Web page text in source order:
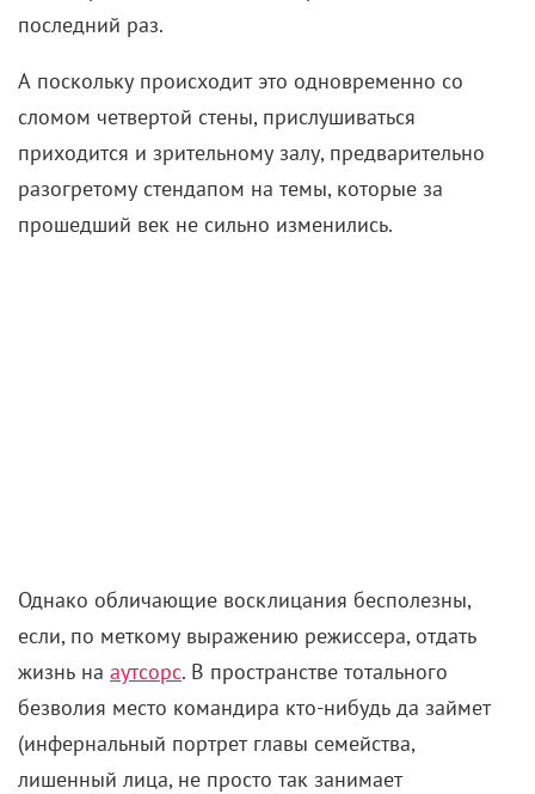
последний раз.
А поскольку происходит это одновременно со
сломом четвертой стены, прислушиваться
приходится и зрительному залу, предварительно
разогретому стендапом на темы, которые за
прошедший век не сильно изменились.
Однако обличающие восклицания бесполезны,
если, по меткому выражению режиссера, отдать
жизнь на аутсорс. В пространстве тотального
безволия место командира кто-нибудь да займет
(инфернальный портрет главы семейства,
лишенный лица, не просто так занимает